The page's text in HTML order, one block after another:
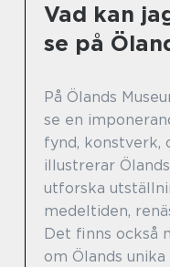
Vad kan
se på
På Ölands
se en
fynd, konstverk,
illustrerar
utforska
medeltiden,
Det finns också
om Ölands